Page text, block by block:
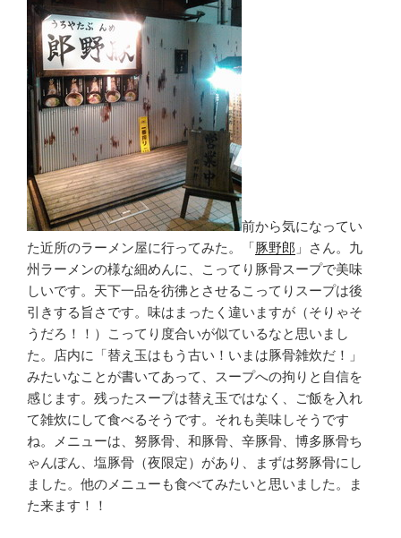
前から気になってい
た近所のラーメン屋に行ってみた。「豚野郎 」さん。九
州ラーメンの様な細めんに、こってり豚骨スープで美味
しいです。天下一品を彷彿とさせるこってりスープは後
引きする旨さです。味はまったく違いますが（そりゃそ
うだろ！！）こってり度合いが似ているなと思いまし
た。店内に「替え玉はもう古い！いまは豚骨雑炊だ！」
みたいなことが書いてあって、スープへの拘りと自信を
感じます。残ったスープは替え玉ではなく、ご飯を入れ
て雑炊にして食べるそうです。それも美味しそうです
ね。メニューは、努豚骨、和豚骨、辛豚骨、博多豚骨ち
ゃんぽん、塩豚骨（夜限定）があり、まずは努豚骨にし
ました。他のメニューも食べてみたいと思いました。ま
た来ます！！